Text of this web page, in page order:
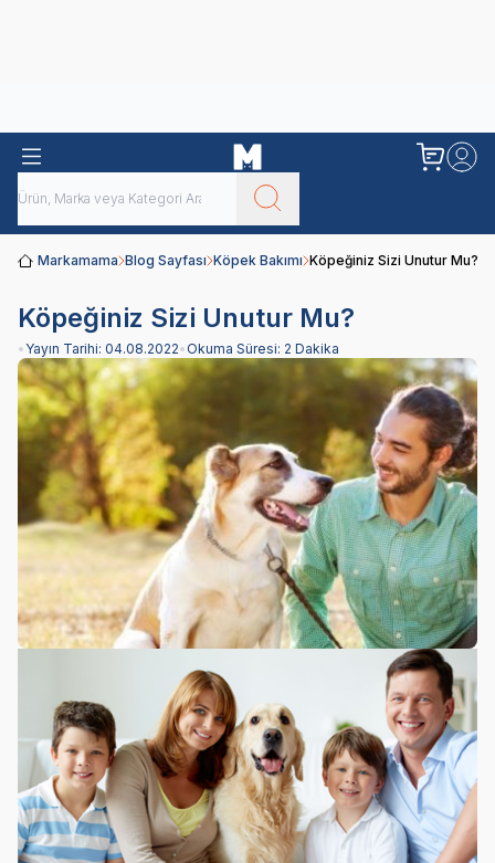
Markamama Blog Sayfası Köpek Bakımı Köpeğiniz Sizi Unutur Mu?
Köpeğiniz Sizi Unutur Mu?
• Yayın Tarihi: 04.08.2022•Okuma Süresi: 2 Dakika